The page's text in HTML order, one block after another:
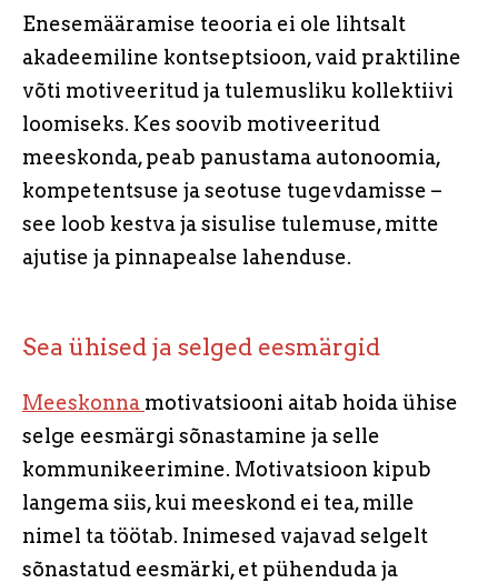
Enesemääramise teooria ei ole lihtsalt
akadeemiline kontseptsioon, vaid praktiline
võti motiveeritud ja tulemusliku kollektiivi
loomiseks. Kes soovib motiveeritud
meeskonda, peab panustama autonoomia,
kompetentsuse ja seotuse tugevdamisse –
see loob kestva ja sisulise tulemuse, mitte
ajutise ja pinnapealse lahenduse.
Sea ühised ja selged eesmärgid
Meeskonna motivatsiooni aitab hoida ühise
selge eesmärgi sõnastamine ja selle
kommunikeerimine. Motivatsioon kipub
langema siis, kui meeskond ei tea, mille
nimel ta töötab. Inimesed vajavad selgelt
sõnastatud eesmärki, et pühenduda ja